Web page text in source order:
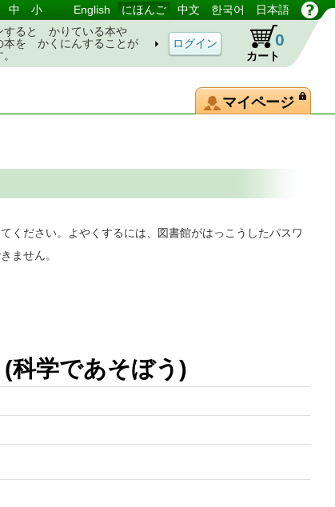
中 小 English にほんご 中文 한국어 日本語
すると かりている本や
本を かくにんすることが
カート
0
マイページ
ください。よやくするには、図書館がはっこうしたパスワ
ません。
学であそぼう)